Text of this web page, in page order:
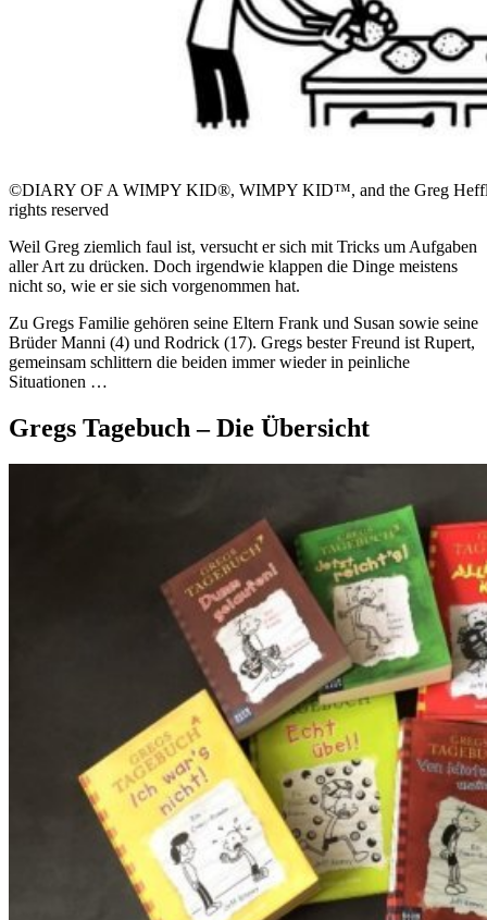
©DIARY OF A WIMPY KID®, WIMPY KID™, and the Greg
rights reserved
Weil Greg ziemlich faul ist, versucht er sich mit Tricks um Aufgaben
aller Art zu drücken. Doch irgendwie klappen die Dinge meistens
nicht so, wie er sie sich vorgenommen hat.
Zu Gregs Familie gehören seine Eltern Frank und Susan sowie seine
Brüder Manni (4) und Rodrick (17). Gregs bester Freund ist Rupert,
gemeinsam schlittern die beiden immer wieder in peinliche
Situationen …
Gregs Tagebuch – Die Übersicht